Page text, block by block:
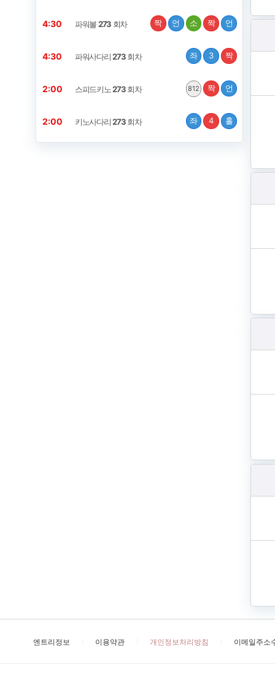
4:30 파워볼273회차 짝 언 소 짝 언
4:30 파워사다리273회차 좌 3 짝
2:00 스피드키노273회차 812 짝 언
2:00 키노사다리273회차 좌 4 홀
엔트리정보 이용약관 개인정보처리방침 이메일주소